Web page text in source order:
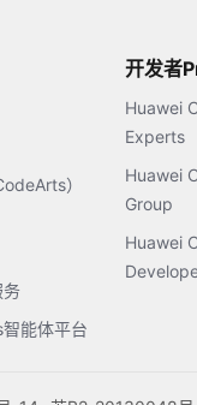
）
务
能体平台
开发者
Huawei
Experts
Huawei
Group
Huawei